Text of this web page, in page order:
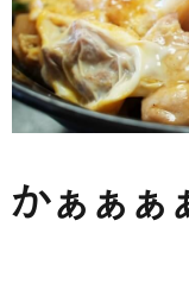
かぁぁぁ